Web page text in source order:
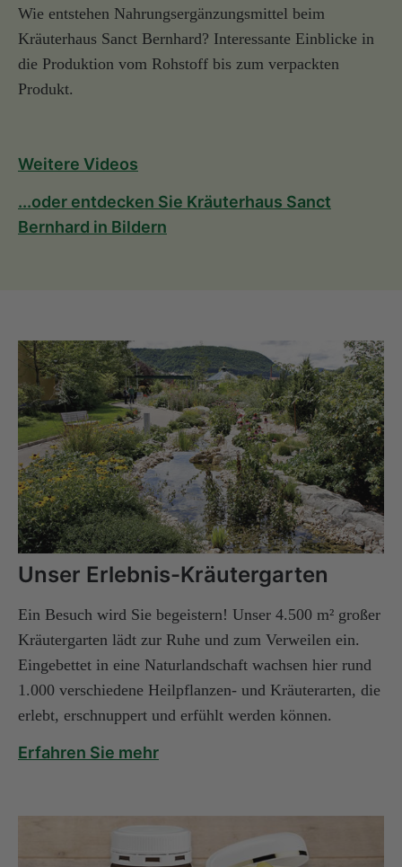
Wie entstehen Nahrungsergänzungsmittel beim
Kräuterhaus Sanct Bernhard? Interessante Einblicke in
die Produktion vom Rohstoff bis zum verpackten
Produkt.
Weitere Videos
...oder entdecken Sie Kräuterhaus Sanct
Bernhard in Bildern
Unser Erlebnis-Kräutergarten
Ein Besuch wird Sie begeistern! Unser 4.500 m² großer
Kräutergarten lädt zur Ruhe und zum Verweilen ein.
Eingebettet in eine Naturlandschaft wachsen hier rund
1.000 verschiedene Heilpflanzen- und Kräuterarten, die
erlebt, erschnuppert und erfühlt werden können.
Erfahren Sie mehr